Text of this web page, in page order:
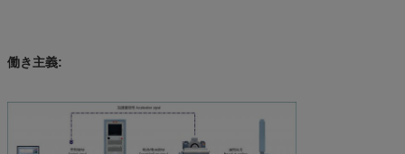
働き主義: